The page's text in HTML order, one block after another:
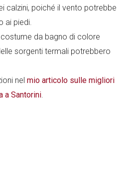
calzini, poiché il vento potrebbe
ai piedi.
da bagno di colore
sorgenti termali potrebbero
nelmio articolo sulle migliori
a Santorini.